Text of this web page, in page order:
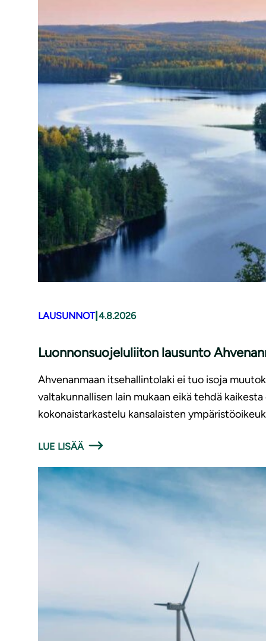
LAUSUNNOT| 4.8.2026
Luonnonsuojeluliiton lausunto
Ahvenanmaan itsehallintolaki ei tuo isoja
valtakunnallisen lain mukaan eikä tehdä
kokonaistarkastelu kansalaisten
LUE LISÄÄ